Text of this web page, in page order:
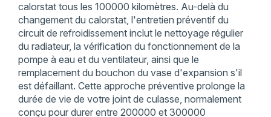
calorstat tous les 100000 kilomètres. Au-delà du
changement du calorstat, l'entretien préventif du
circuit de refroidissement inclut le nettoyage régulier
du radiateur, la vérification du fonctionnement de la
pompe à eau et du ventilateur, ainsi que le
remplacement du bouchon du vase d'expansion s'il
est défaillant. Cette approche préventive prolonge la
durée de vie de votre joint de culasse, normalement
conçu pour durer entre 200000 et 300000